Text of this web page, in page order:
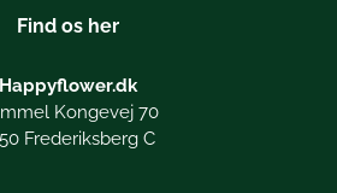
Find os her
Happyflower.dk
Kongevej 70
Frederiksberg C